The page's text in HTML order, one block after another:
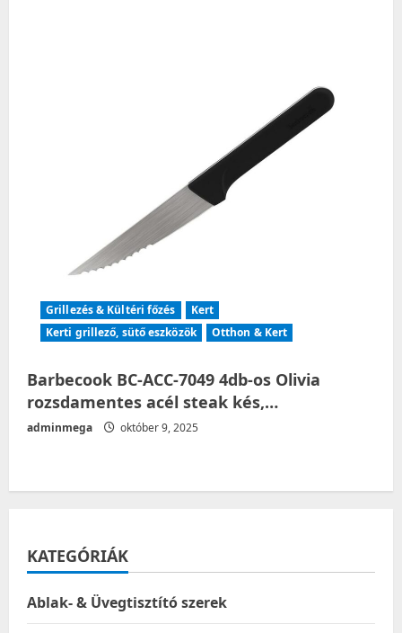
Grillezés & Kültéri főzés
Kert
Kerti grillező, sütő eszközök
Otthon & Kert
Barbecook BC-ACC-7049 4db-os Olivia
rozsdamentes acél steak kés,…
adminmega október 9, 2025
KATEGÓRIÁK
Ablak- & Üvegtisztító szerek